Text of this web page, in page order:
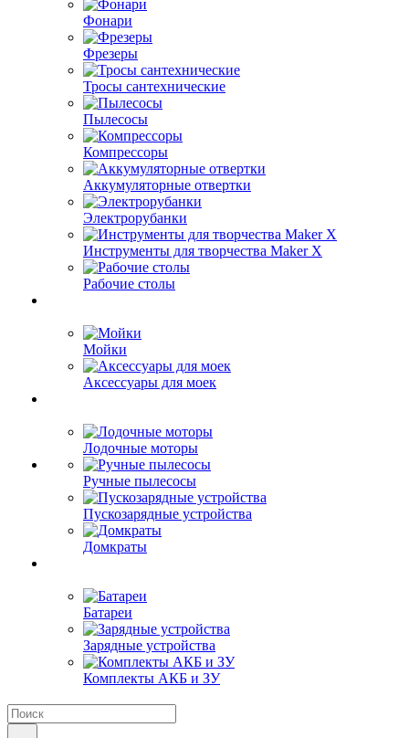
Фонари
Фрезеры
Тросы сантехнические
Пылесосы
Компрессоры
Аккумуляторные отвертки
Электрорубанки
Инструменты для творчества Maker X
Рабочие столы
Мойки
Аксессуары для моек
Лодочные моторы
Ручные пылесосы
Пускозарядные устройства
Домкраты
Батареи
Зарядные устройства
Комплекты АКБ и ЗУ